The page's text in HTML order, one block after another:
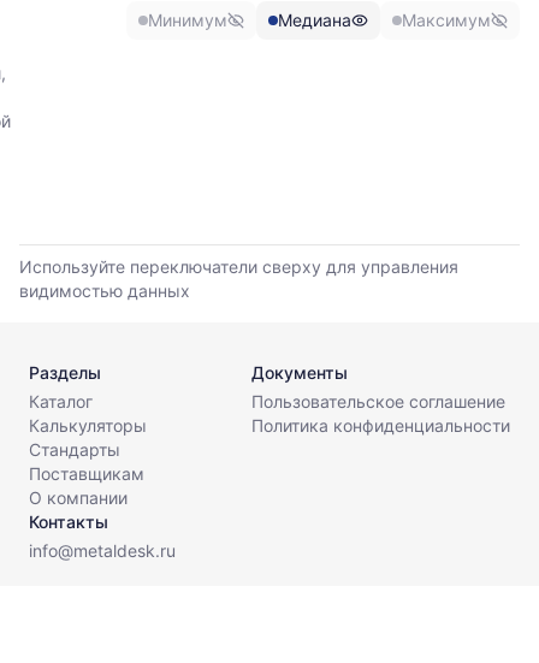
динамику,
чтобы
разброс
цен
на
рынке.
последние
Минимум Медиана Максимум
Используйте переключатели сверху для управления
видимостью данных
Разделы
Каталог
Калькуляторы
Стандарты
Поставщикам
О компании
Документы
Пользовательское соглашение
Политика конфиденциальности
Контакты
info@metaldesk.ru